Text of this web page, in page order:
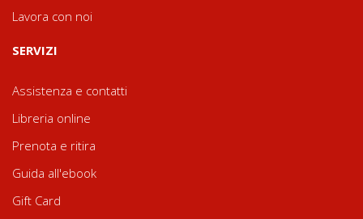
Lavora con noi
SERVIZI
Assistenza e contatti
Libreria online
Prenota e ritira
Guida all'ebook
Gift Card